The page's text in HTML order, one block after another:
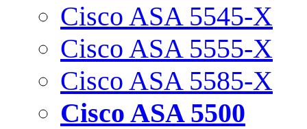
Cisco ASA 5545-X
Cisco ASA 5555-X
Cisco ASA 5585-X
Cisco ASA 5500